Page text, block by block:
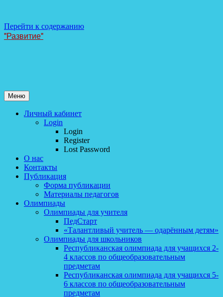
Перейти к содержанию
"Развитие"
Меню
Личный кабинет
Login
Login
Register
Lost Password
О нас
Контакты
Публикация
Форма публикации
Материалы педагогов
Олимпиады
Олимпиады для учителя
ПедСтарт
«Талантливый учитель — одарённым детям»
Олимпиады для школьников
Республиканская олимпиада для учащихся 2-
4 классов по общеобразовательным
предметам
Республиканская олимпиада для учащихся 5-
6 классов по общеобразовательным
предметам